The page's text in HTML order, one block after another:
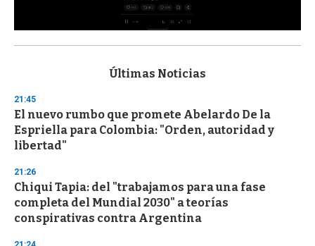
s
d
s
o
f
3
s
e
c
o
n
s
Últimas Noticias
21:45
El nuevo rumbo que promete Abelardo De la
Espriella para Colombia: "Orden, autoridad y
libertad"
21:26
Chiqui Tapia: del "trabajamos para una fase
completa del Mundial 2030" a teorías
conspirativas contra Argentina